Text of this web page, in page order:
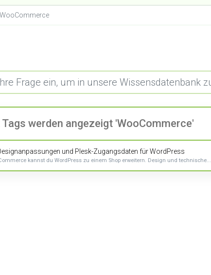
werden angezeigt 'WooCommerce'
und Plesk-Zugangsdaten für WordPress
kannst du WordPress zu einem Shop erweitern. Design und technische...